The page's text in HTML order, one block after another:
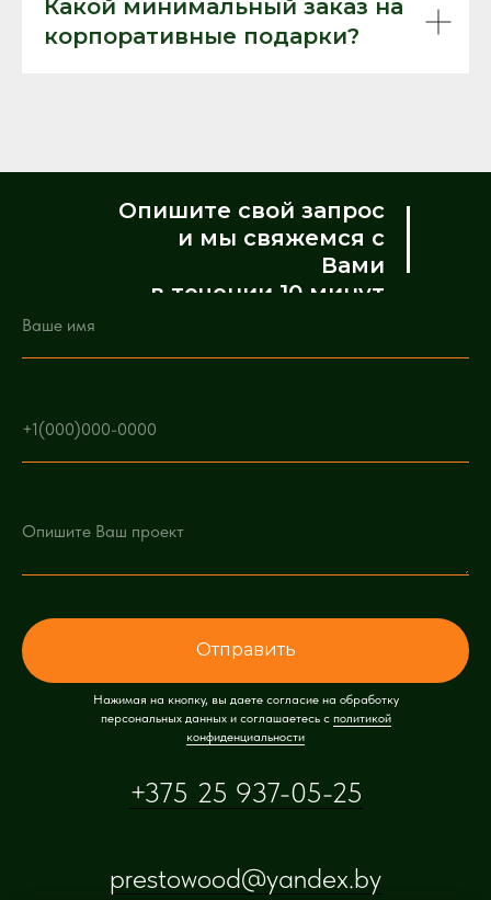
Какой минимальный заказ на
корпоративные подарки?
Опишите свой запрос
и мы свяжемся с
Вами
в течении 10 минут
Отправить
Нажимая на кнопку, вы даете согласие на обработку
персональных данных и соглашаетесь c политикой
конфиденциальности
+375 25 937-05-25
prestowood@yandex.by